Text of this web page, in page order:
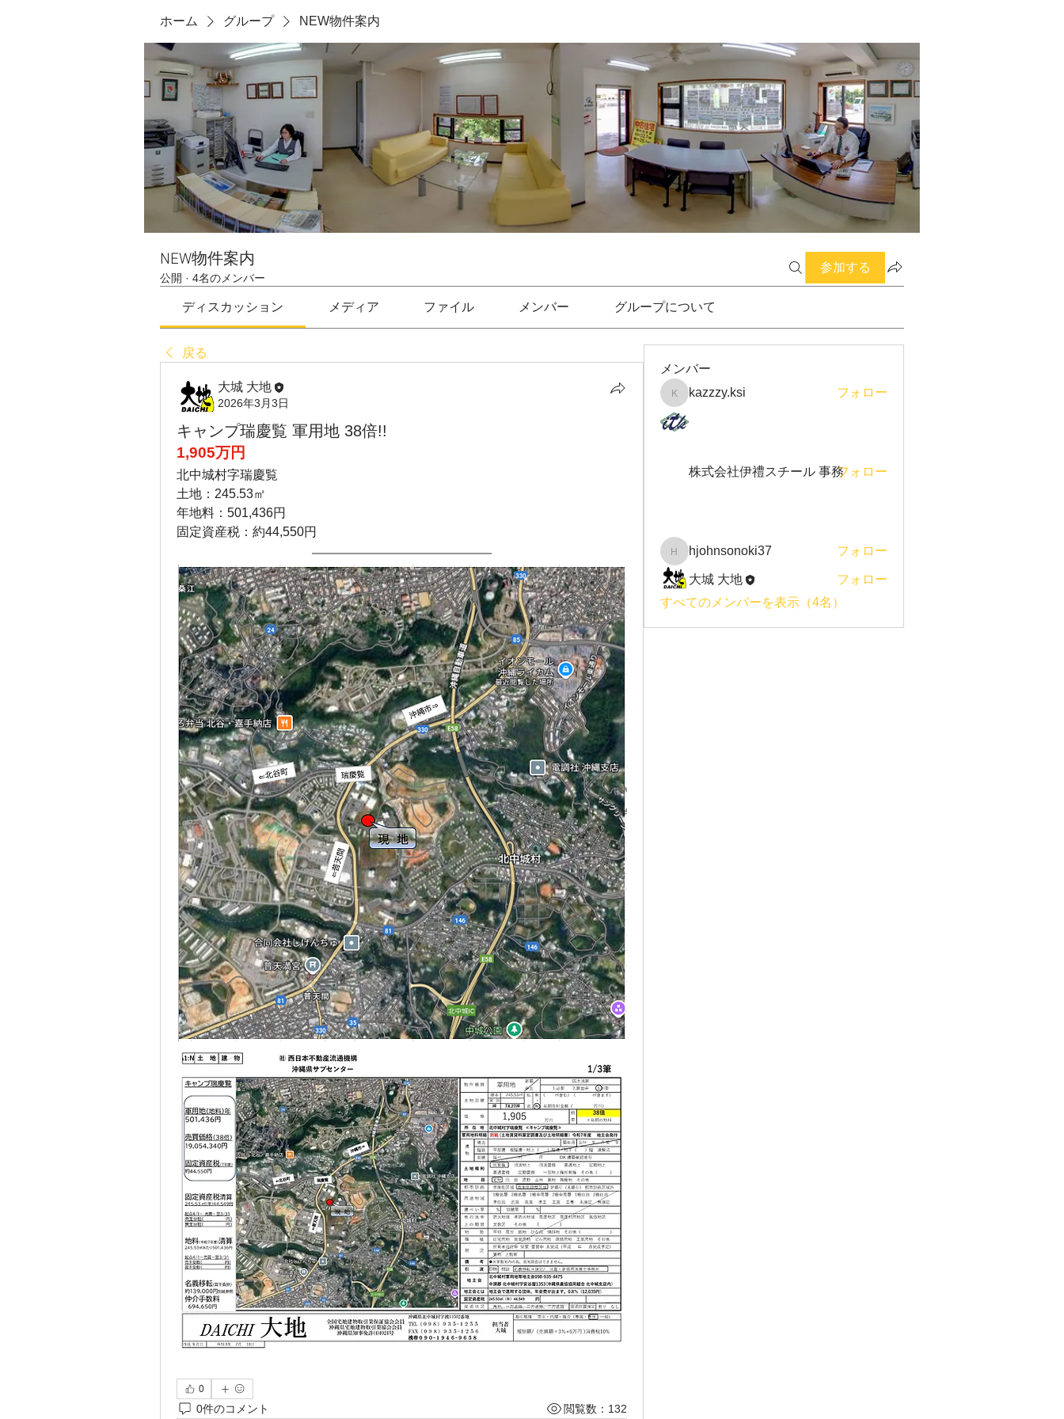
ホーム グループ NEW物件案内
NEW物件案内
公開 · 4名のメンバー
参加する
ディスカッション メディア ファイル メンバー グループについて
戻る
大城 大地
2026年3月3日
キャンプ瑞慶覧 軍用地 38倍!!
1,905万円
北中城村字瑞慶覧
土地：245.53㎡
年地料：501,436円
固定資産税：約44,550円
0
0件のコメント 閲覧数：132
メンバー
kazzzy.ksi
kazzzy.ksi フォロー
株式会社伊禮スチール 事務フォロー
hjohnsonoki37
hjohnsonoki37 フォロー
大城 大地
フォロー
すべてのメンバーを表示（4名）